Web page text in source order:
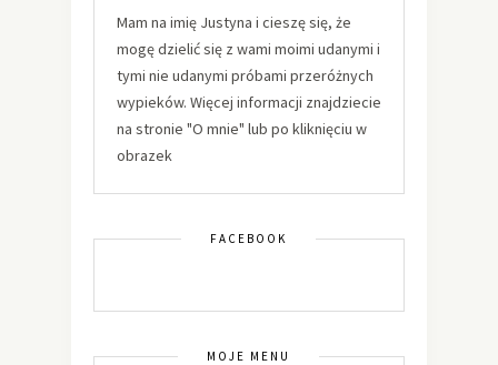
Mam na imię Justyna i cieszę się, że
mogę dzielić się z wami moimi udanymi i
tymi nie udanymi próbami przeróżnych
wypieków. Więcej informacji znajdziecie
na stronie "O mnie" lub po kliknięciu w
obrazek
FACEBOOK
MOJE MENU